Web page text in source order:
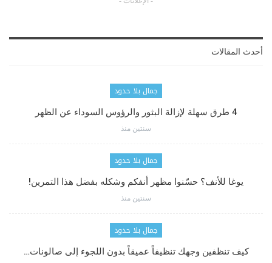
أحدث المقالات
جمال بلا حدود
4 طرق سهلة لإزالة البثور والرؤوس السوداء عن الظهر
سنتين منذ
جمال بلا حدود
يوغا للأنف؟ حسّنوا مظهر أنفكم وشكله بفضل هذا التمرين!
سنتين منذ
جمال بلا حدود
كيف تنظفين وجهك تنظيفاً عميقاً بدون اللجوء إلى صالونات…